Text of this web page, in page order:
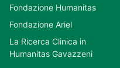
Fondazione Humanitas
Fondazione Ariel
La Ricerca Clinica in
Humanitas Gavazzeni